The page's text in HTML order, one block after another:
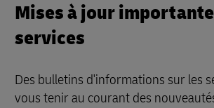
Mises à jour
services
Des bulletins d'informations sur les
vous tenir au courant des